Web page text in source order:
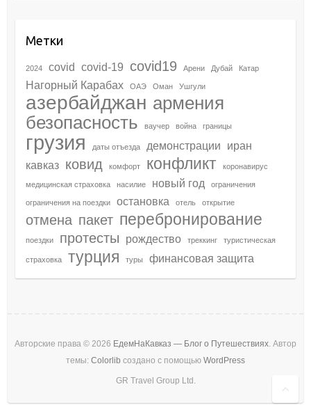
Метки
2024 covid covid-19 covid19 Арени Дубай Катар
Нагорный Карабах ОАЭ Оман Ушгули
азербайджан армения
безопасность
ваучер война границы
грузия даты отъезда демонстрации
иран
кавказ ковид комфорт конфликт коронавирус
медицинская страховка насилие новый год ограничения
ограничения на поездки остановка отель открытие
отмена пакет перебронирование
поездки протесты рождество треккинг туристическая
страховка турция туры финансовая защита
Авторские права © 2026 ЕдемНаКавказ — Блог о Путешествиях. Автор
темы: Colorlib создано с помощью WordPress
GR Travel Group Ltd.